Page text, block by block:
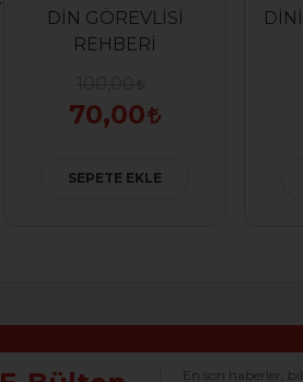
DİN GÖREVLİSİ
REHBERİ
70,00
SEPETE EKLE
En son haberler,